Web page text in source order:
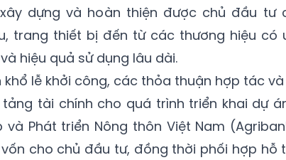
dựng và hoàn thiện được chủ đầu tư
trang thiết bị đến từ các thương hiệu có
hiệu quả sử dụng lâu dài.
khổ lễ khởi công, các thỏa thuận hợp tác
tài chính cho quá trình triển khai dự
và Phát triển Nông thôn Việt Nam
cho chủ đầu tư, đồng thời phối hợp hỗ